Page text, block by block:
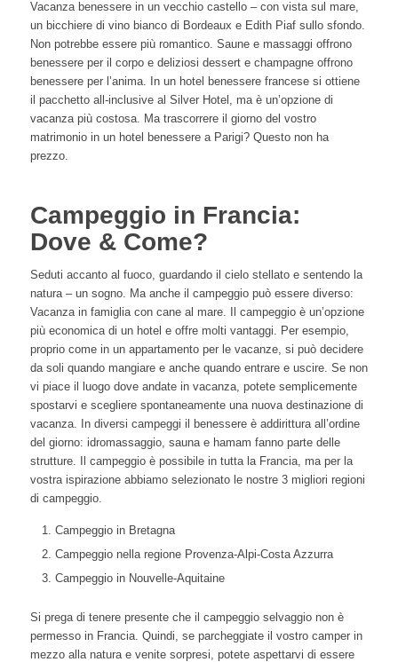
Vacanza benessere in un vecchio castello – con vista sul mare,
un bicchiere di vino bianco di Bordeaux e Edith Piaf sullo sfondo.
Non potrebbe essere più romantico. Saune e massaggi offrono
benessere per il corpo e deliziosi dessert e champagne offrono
benessere per l’anima. In un hotel benessere francese si ottiene
il pacchetto all-inclusive al Silver Hotel, ma è un’opzione di
vacanza più costosa. Ma trascorrere il giorno del vostro
matrimonio in un hotel benessere a Parigi? Questo non ha
prezzo.
Campeggio in Francia:
Dove & Come?
Seduti accanto al fuoco, guardando il cielo stellato e sentendo la
natura – un sogno. Ma anche il campeggio può essere diverso:
Vacanza in famiglia con cane al mare. Il campeggio è un’opzione
più economica di un hotel e offre molti vantaggi. Per esempio,
proprio come in un appartamento per le vacanze, si può decidere
da soli quando mangiare e anche quando entrare e uscire. Se non
vi piace il luogo dove andate in vacanza, potete semplicemente
spostarvi e scegliere spontaneamente una nuova destinazione di
vacanza. In diversi campeggi il benessere è addirittura all’ordine
del giorno: idromassaggio, sauna e hamam fanno parte delle
strutture. Il campeggio è possibile in tutta la Francia, ma per la
vostra ispirazione abbiamo selezionato le nostre 3 migliori regioni
di campeggio.
Campeggio in Bretagna
Campeggio nella regione Provenza-Alpi-Costa Azzurra
Campeggio in Nouvelle-Aquitaine
Si prega di tenere presente che il campeggio selvaggio non è
permesso in Francia. Quindi, se parcheggiate il vostro camper in
mezzo alla natura e venite sorpresi, potete aspettarvi di essere